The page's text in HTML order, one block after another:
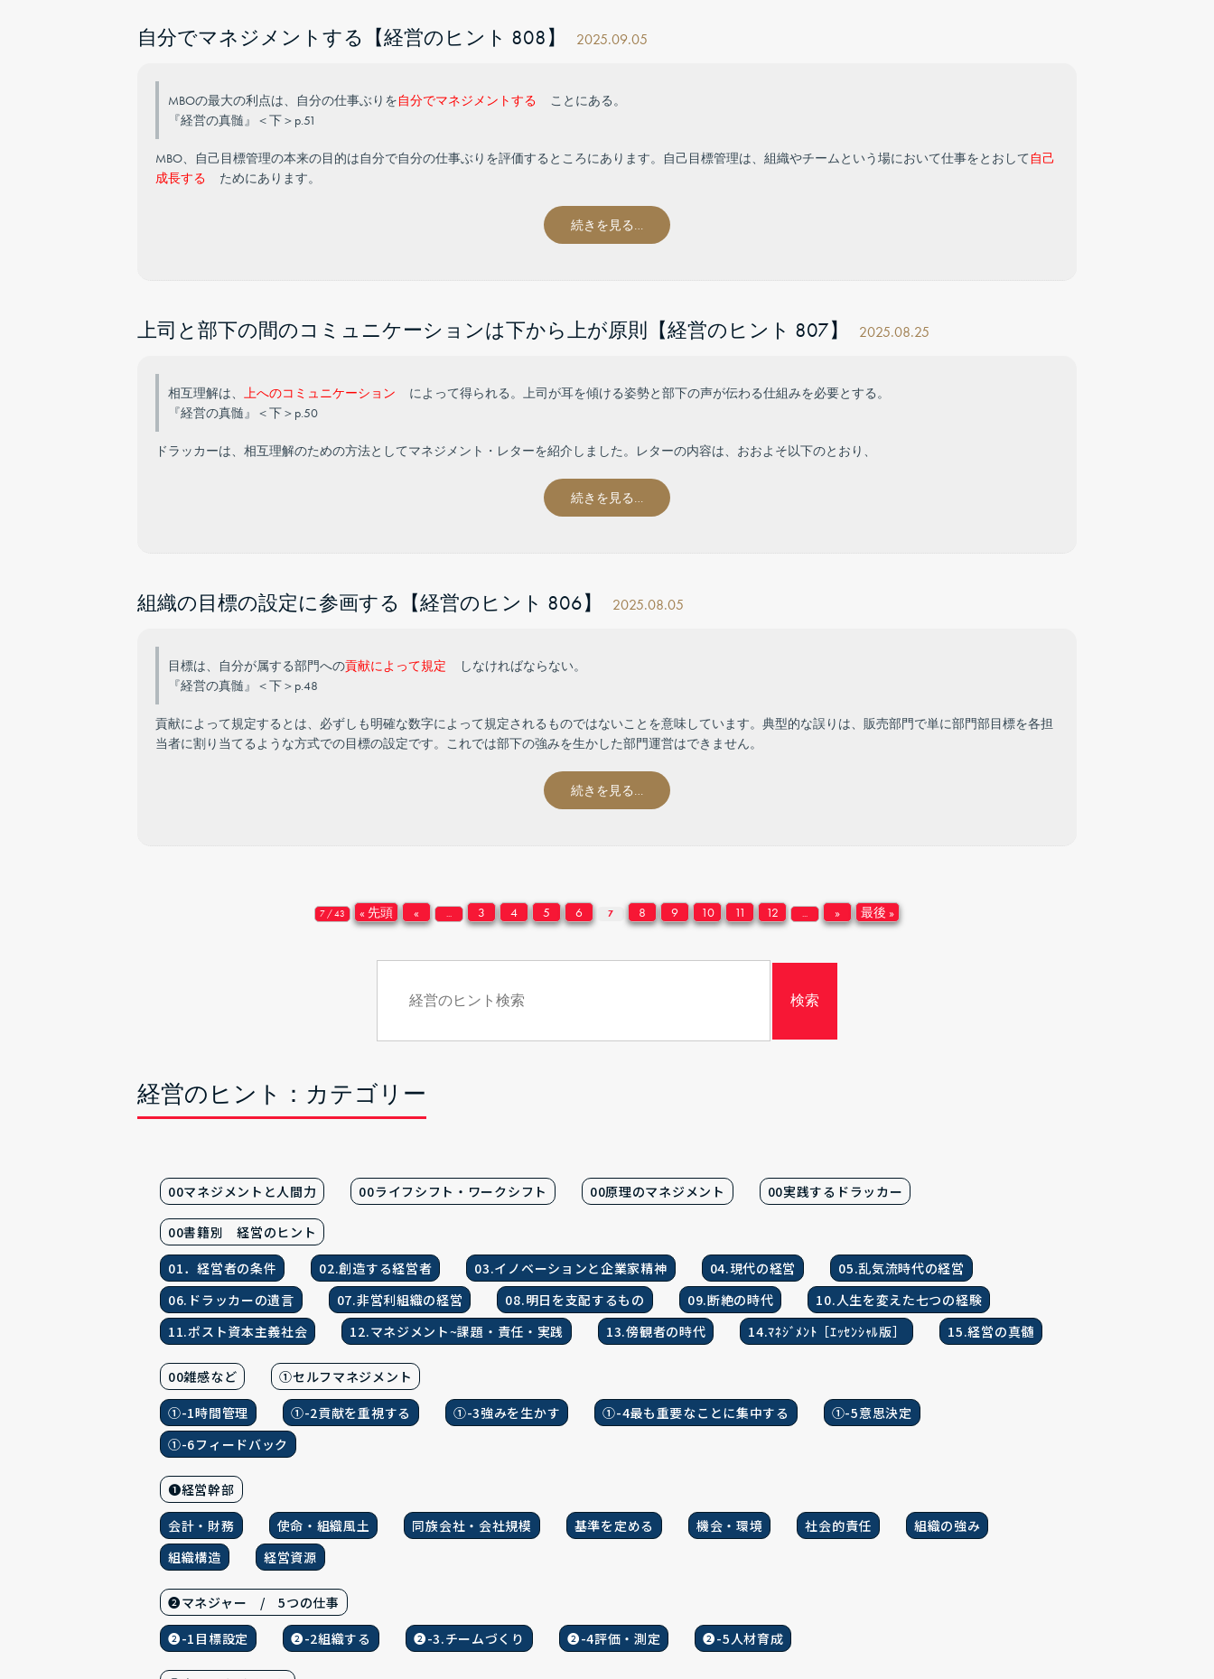
自分でマネジメントする【経営のヒント 808】 2025.09.05
MBOの最大の利点は、自分の仕事ぶりを自分でマネジメントする
ことにある。
『経営の真髄』＜下＞p.51
MBO、自己目標管理の本来の目的は自分で自分の仕事ぶりを評価するところにあります。自己目標管理は、組織やチームという場において仕事をとおして 自己
成長する
ためにあります。
続きを見る…
上司と部下の間のコミュニケーションは下から上が原則【経営のヒント 807】 2025.08.25
相互理解は、 上へのコミュニケーション
によって得られる。上司が耳を傾ける姿勢と部下の声が伝わる仕組みを必要とする。
『経営の真髄』＜下＞p.50
ドラッカーは、相互理解のための方法としてマネジメント・レターを紹介しました。レターの内容は、おおよそ以下のとおり、
続きを見る…
組織の目標の設定に参画する【経営のヒント 806】 2025.08.05
目標は、自分が属する部門への貢献によって規定
しなければならない。
『経営の真髄』＜下＞p.48
貢献によって規定するとは、必ずしも明確な数字によって規定されるものではないことを意味しています。典型的な誤りは、販売部門で単に部門部目標を各担
当者に割り当てるような方式での目標の設定です。これでは部下の強みを生かした部門運営はできません。
続きを見る…
7 / 43 « 先頭 « ... 3 4 5 6 7 8 9 10 11 12 ... » 最後 »
経営のヒント：カテゴリー
00マネジメントと人間力 00ライフシフト・ワークシフト 00原理のマネジメント 00実践するドラッカー
00書籍別 経営のヒント
01．経営者の条件
02.創造する経営者 03.イノベーションと企業家精神 04.現代の経営
05.乱気流時代の経営
06.ドラッカーの遺言
07.非営利組織の経営 08.明日を支配するもの 09.断絶の時代
10.人生を変えた七つの経験
11.ポスト資本主義社会
12.マネジメント~課題・責任・実践 13.傍観者の時代 14.ﾏﾈｼﾞﾒﾝﾄ［ｴｯｾﾝｼｬﾙ版］ 15.経営の真髄
00雑感など
①セルフマネジメント
①-1時間管理
①-2貢献を重視する ①-3強みを生かす ①-4最も重要なことに集中する
①-5意思決定
①-6フィードバック
❶経営幹部
会計・財務
使命・組織風土 同族会社・会社規模 基準を定める 機会・環境 社会的責任
組織の強み
組織構造
経営資源
❷マネジャー / 5つの仕事
❷-1目標設定
❷-2組織する ❷-3.チームづくり ❷-4評価・測定 ❷-5人材育成